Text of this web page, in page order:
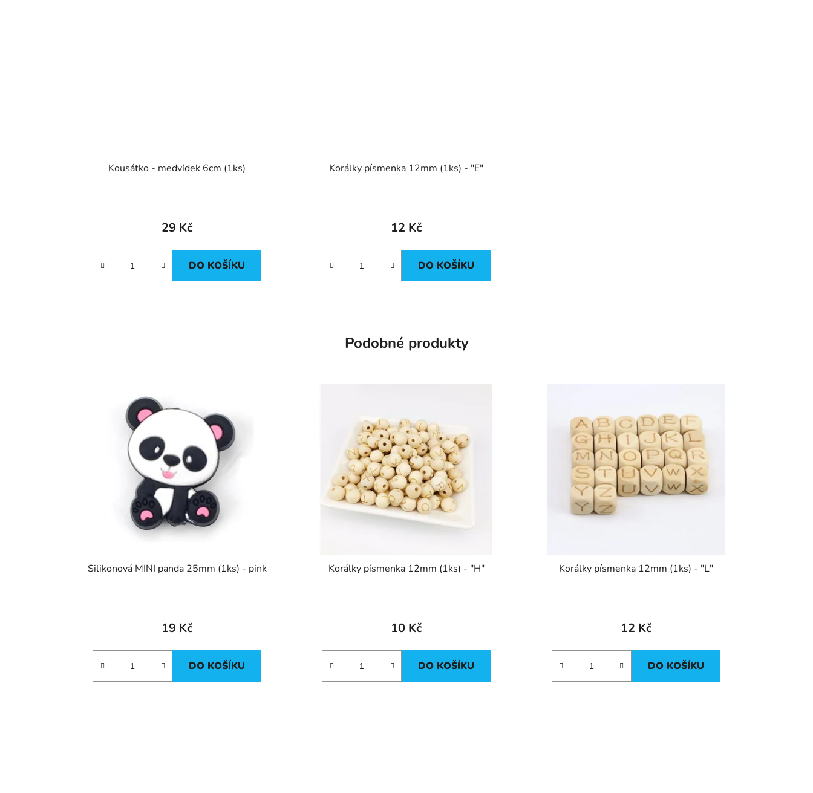
Kousátko - medvídek 6cm (1ks)
29 Kč
DO KOŠÍKU
Korálky písmenka 12mm (1ks) - "E"
12 Kč
DO KOŠÍKU
Podobné produkty
Silikonová MINI panda 25mm (1ks) - pink
19 Kč
DO KOŠÍKU
Korálky písmenka 12mm (1ks) - "H"
10 Kč
DO KOŠÍKU
Korálky písmenka 12mm (1ks) - "L"
12 Kč
DO KOŠÍKU